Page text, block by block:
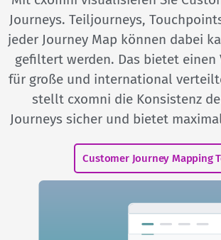
Journeys. Teiljourneys,
jeder Journey Map können dabei
gefiltert werden. Das bietet einen
für große und international
stellt cxomni die Konsistenz
Journeys sicher und bietet
Customer Journey Mapping